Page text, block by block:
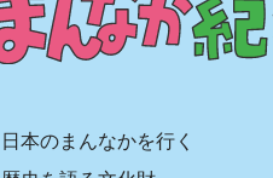
日本のまんなかを行く